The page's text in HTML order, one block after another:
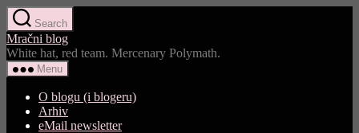
Skip
to
the
content
Search
Mračni blog
White hat, red team. Mercenary Polymath.
Menu
O blogu (i blogeru)
Arhiv
eMail newsletter